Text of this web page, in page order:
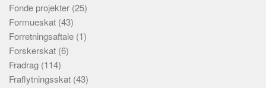
Fonde projekter (25)
Formueskat (43)
Forretningsaftale (1)
Forskerskat (6)
Fradrag (114)
Fraflytningsskat (43)